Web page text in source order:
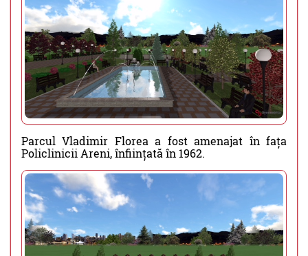
Parcul Vladimir Florea a fost amenajat în fața
Policlinicii Areni, înființată în 1962.